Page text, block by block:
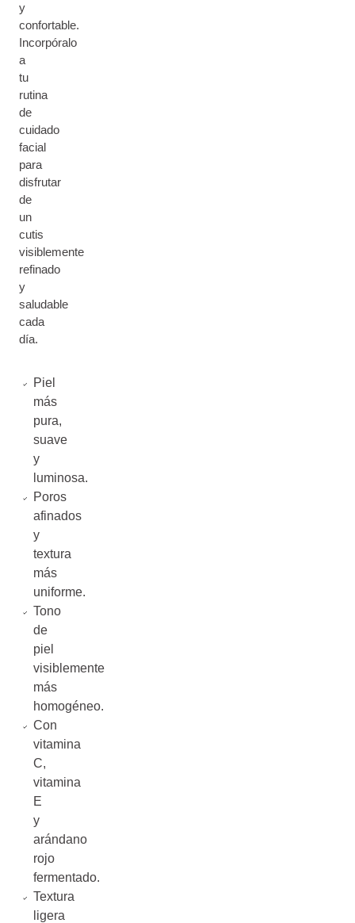
y
confortable.
Incorpóralo
a
tu
rutina
de
cuidado
facial
para
disfrutar
de
un
cutis
visiblemente
refinado
y
saludable
cada
día.
Piel
más
pura,
suave
y
luminosa.
Poros
afinados
y
textura
más
uniforme.
Tono
de
piel
visiblemente
más
homogéneo.
Con
vitamina
C,
vitamina
E
y
arándano
rojo
fermentado.
Textura
ligera